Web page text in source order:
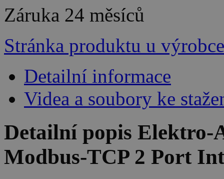
Záruka 24 měsíců
Stránka produktu u výrobce
Detailní informace
Videa a soubory ke
Detailní popis
Modbus-TCP 2 Port